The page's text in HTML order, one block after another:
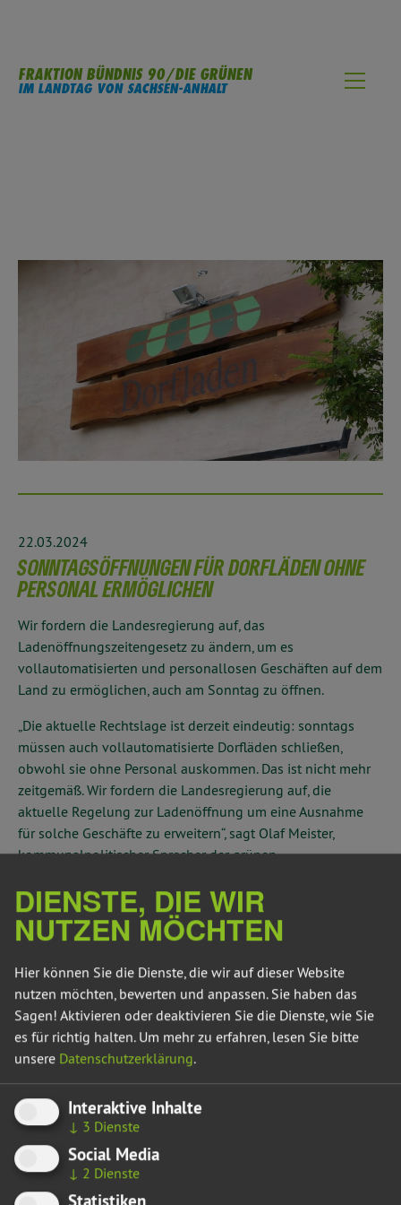
FRAKTION BÜNDNIS 90/DIE GRÜNEN
IM LANDTAG VON SACHSEN-ANHALT
22.03.2024
SONNTAGSÖFFNUNGEN FÜR DORFLÄDEN OHNE
PERSONAL ERMÖGLICHEN
Wir fordern die Landesregierung auf, das
Ladenöffnungszeitengesetz zu ändern, um es
vollautomatisierten und personallosen Geschäften auf dem
Land zu ermöglichen, auch am Sonntag zu öffnen.
„Die aktuelle Rechtslage ist derzeit eindeutig: sonntags
müssen auch vollautomatisierte Dorfläden schließen,
obwohl sie ohne Personal auskommen. Das ist nicht mehr
zeitgemäß. Wir fordern die Landesregierung auf, die
aktuelle Regelung zur Ladenöffnung um eine Ausnahme
für solche Geschäfte zu erweitern“, sagt Olaf Meister,
kommunalpolitischer Sprecher der grünen
„Den Sonntag als Feiertag halten wir für unbedingt
schützenswert. Wir wollen aber die zum Beispiel bereits für
ausweiten, die vollautomatisiert ohne Personal betrieben
werden können und somit die Grundversorgung in den
ländlichen Räumen sichern. Das ist insbesondere für ältere
Menschen von Bedeutung. Die bisherigen Erfahrungen aus
anderen Bundesländern zeigen: Für die Wirtschaftlichkeit
solcher Läden ist die Sonntagsöffnung mit entscheidend.
Es ist nicht im Interesse des Landes, dass Dorfläden
schließen müssen oder sich erst gar nicht ansiedeln. Das
Gesetz muss in diesem Punkt geändert werden.“
Der Antragfindet ihr hier.
DIENSTE, DIE WIR
NUTZEN MÖCHTEN
Hier können Sie die Dienste, die wir auf dieser Website
nutzen möchten, bewerten und anpassen. Sie haben das
Sagen! Aktivieren oder deaktivieren Sie die Dienste, wie Sie
es für richtig halten. Um mehr zu erfahren, lesen Sie bitte
unsere Datenschutzerklärung.
Interaktive Inhalte
↓ 3 Dienste
Social Media
↓ 2 Dienste